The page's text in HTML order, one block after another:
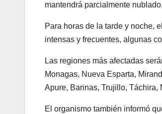
mantendrá parcialmente nublado.
Para horas de la tarde y noche,
intensas y frecuentes, algunas
Las regiones más afectadas
Monagas, Nueva Esparta,
Apure, Barinas, Trujillo, Táchira,
El organismo también informó